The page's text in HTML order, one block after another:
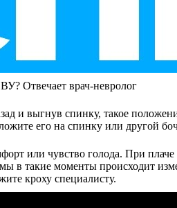
врач-невролог
и выгнув спинку, такое
его на спинку или другой
или чувство голода. При
в такие моменты происходит
кроху специалисту.